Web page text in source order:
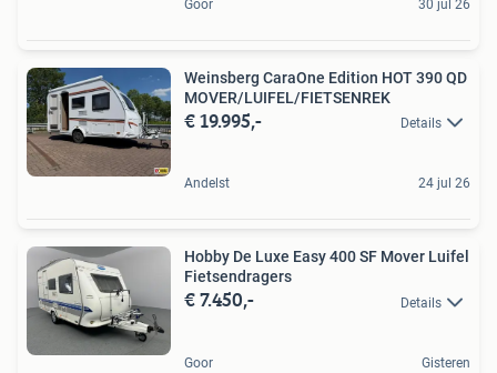
Goor 30 jul 26
Weinsberg CaraOne Edition HOT 390 QD
MOVER/LUIFEL/FIETSENREK
€ 19.995,- Details
Andelst 24 jul 26
Hobby De Luxe Easy 400 SF Mover Luifel
Fietsendragers
€ 7.450,- Details
Goor Gisteren